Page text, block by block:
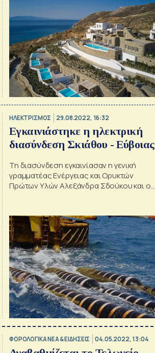
ΗΛΕΚΤΡΙΣΜΟΣ 29.08.2022, 16:32
Εγκαινιάστηκε η ηλεκτρική
διασύνδεση Σκιάθου - Εύβοιας
Τη διασύνδεση εγκαινίασαν η γενική
γραμματέας Ενέργειας και Ορυκτών
Πρώτων Υλών Αλεξάνδρα Σδούκου και ο
ΦΟΡΟΛΟΓΙΚΑ ΝΕΑ & EΙΔΗΣΕΙΣ 04.05.2022, 13:04